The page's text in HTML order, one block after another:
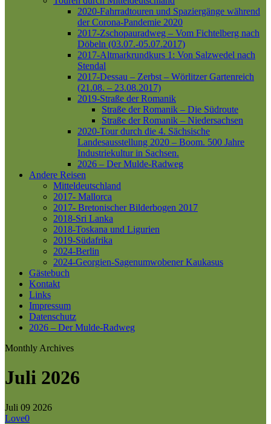
2020-Fahrradtouren und Spaziergänge während
der Corona-Pandemie 2020
2017-Zschopauradweg – Vom Fichtelberg nach
Döbeln (03.07.-05.07.2017)
2017-Altmarkrundkurs 1: Von Salzwedel nach
Stendal
2017-Dessau – Zerbst – Wörlitzer Gartenreich
(21.08. – 23.08.2017)
2019-Straße der Romanik
Straße der Romanik – Die Südroute
Straße der Romanik – Niedersachsen
2020-Tour durch die 4. Sächsische
Landesausstellung 2020 – Boom. 500 Jahre
Industriekultur in Sachsen.
2026 – Der Mulde-Radweg
Andere Reisen
Mitteldeutschland
2017- Mallorca
2017- Bretonischer Bilderbogen 2017
2018-Sri Lanka
2018-Toskana und Ligurien
2019-Südafrika
2024-Berlin
2024-Georgien-Sagenumwobener Kaukasus
Gästebuch
Kontakt
Links
Impressum
Datenschutz
2026 – Der Mulde-Radweg
Monthly Archives
Juli 2026
Juli 09 2026
Love0